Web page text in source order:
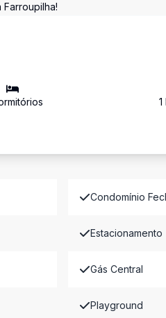
s 1
Condomínio
Estacionamento
Gás Central
Playground